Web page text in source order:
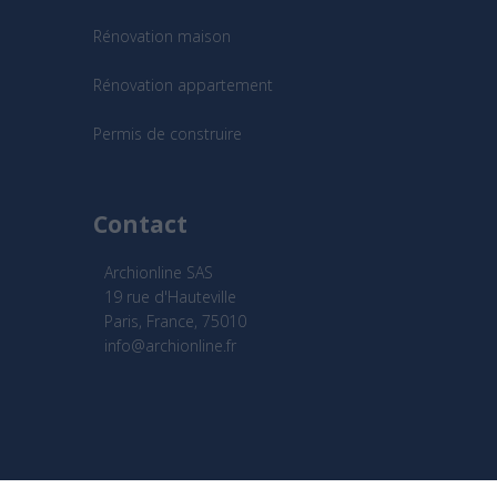
Rénovation maison
Rénovation appartement
Permis de construire
Contact
Archionline SAS
19 rue d'Hauteville
Paris, France, 75010
info@archionline.fr